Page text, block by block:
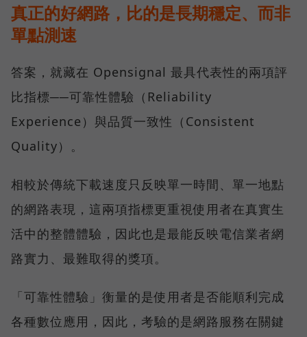
真正的好網路，比的是長期穩定、而非
單點測速
答案，就藏在 Opensignal 最具代表性的兩項評
比指標──可靠性體驗（Reliability
Experience）與品質一致性（Consistent
Quality）。
相較於傳統下載速度只反映單一時間、單一地點
的網路表現，這兩項指標更重視使用者在真實生
活中的整體體驗，因此也是最能反映電信業者網
路實力、最難取得的獎項。
「可靠性體驗」衡量的是使用者是否能順利完成
各種數位應用，因此，考驗的是網路服務在關鍵